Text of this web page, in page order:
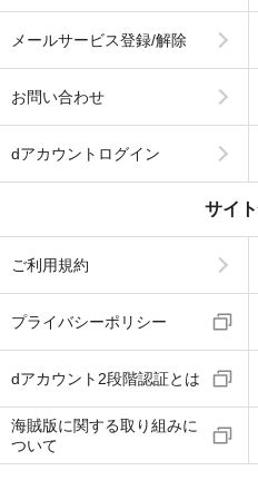
メールサービス登録/解除
お問い合わせ
dアカウントログイン
サイ
ご利用規約
プライバシーポリシー
dアカウント2段階認証とは
海賊版に関する取り組みに
ついて